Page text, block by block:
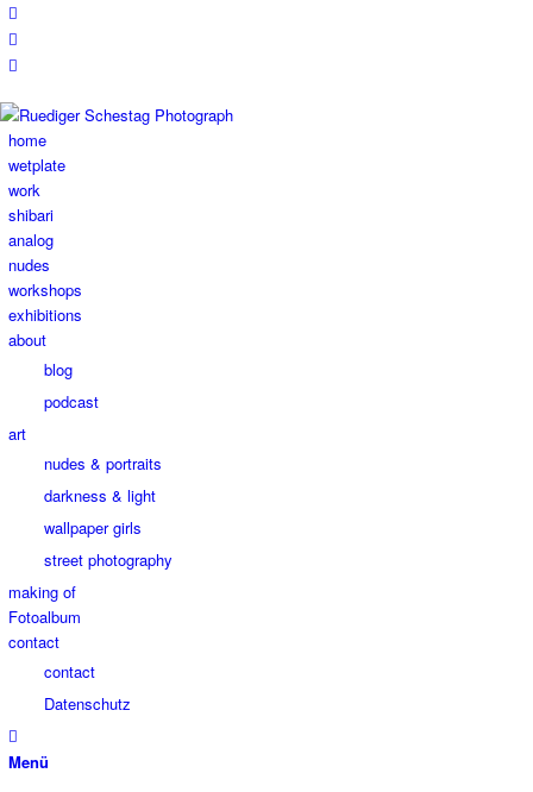
home
wetplate
work
shibari
analog
nudes
workshops
exhibitions
about
blog
podcast
art
nudes & portraits
darkness & light
wallpaper girls
street photography
making of
Fotoalbum
contact
contact
Datenschutz
Menü